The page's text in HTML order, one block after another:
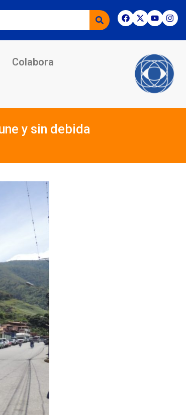
Colabora
y sin debida